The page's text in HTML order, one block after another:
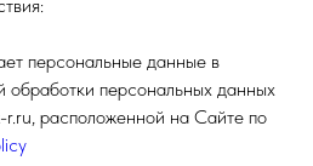
персональные данные в
обработки персональных данных
r.ru, расположенной на Сайте по